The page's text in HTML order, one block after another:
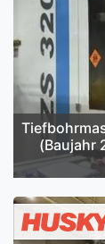
(Baujahr